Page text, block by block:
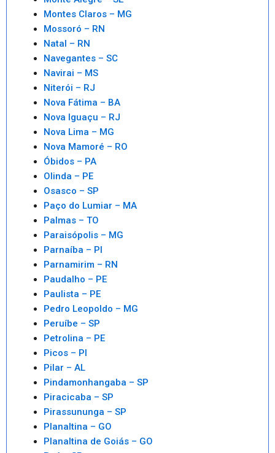
Montes Claros – MG
Mossoró – RN
Natal – RN
Navegantes – SC
Navirai – MS
Niterói – RJ
Nova Fátima – BA
Nova Iguaçu – RJ
Nova Lima – MG
Nova Mamoré – RO
Óbidos – PA
Olinda – PE
Osasco – SP
Paço do Lumiar – MA
Palmas – TO
Paraisópolis – MG
Parnaíba – PI
Parnamirim – RN
Paudalho – PE
Paulista – PE
Pedro Leopoldo – MG
Peruíbe – SP
Petrolina – PE
Picos – PI
Pilar – AL
Pindamonhangaba – SP
Piracicaba – SP
Pirassununga – SP
Planaltina – GO
Planaltina de Goiás – GO